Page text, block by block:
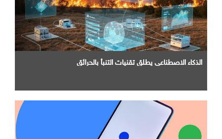
الذكاء الاصطناعي يطلق تقنيات التنبأ بالحرائق